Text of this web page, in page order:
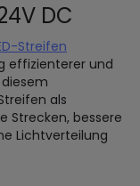
DC
Streifen
effizienterer und
als
Strecken, bessere
Lichtverteilung